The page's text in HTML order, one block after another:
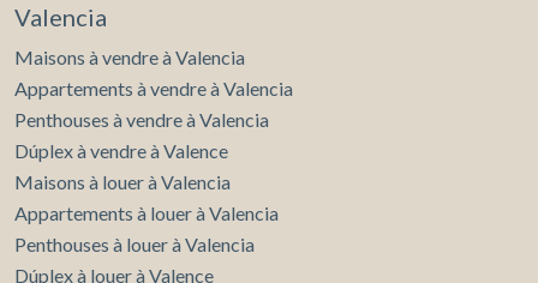
Valencia
Maisons à vendre à Valencia
Appartements à vendre à Valencia
Penthouses à vendre à Valencia
Dúplex à vendre à Valence
Maisons à louer à Valencia
Appartements à louer à Valencia
Penthouses à louer à Valencia
Dúplex à louer à Valence